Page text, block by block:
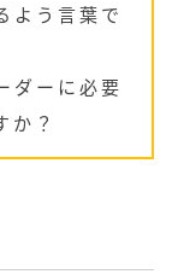
よう言葉で
ダーに必要
か？